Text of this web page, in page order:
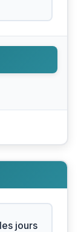
jours